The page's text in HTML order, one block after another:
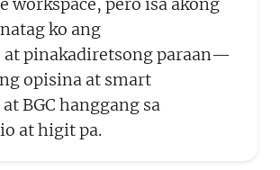
ko ang
at pinakadiretsong paraan—
opisina at smart
BGC hanggang sa
at higit pa.